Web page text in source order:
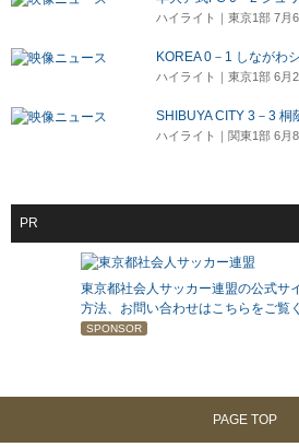
ハイライト｜東京1部 7月6
KOREA 0－1 しながわ
ハイライト｜東京1部 6月
SHIBUYA CITY 3－3 桐
ハイライト｜関東1部 6月8
PR
東京都社会人サッカー連盟の公式サ
方法、お問い合わせはこちらをご覧
SPONSOR
PAGE TOP